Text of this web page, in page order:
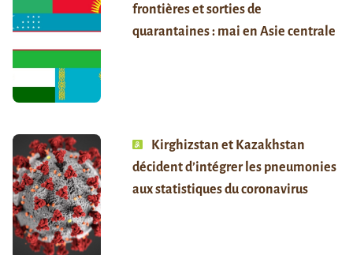
frontières et sorties de
quarantaines : mai en Asie centrale
Kirghizstan et Kazakhstan
décident d’intégrer les pneumonies
aux statistiques du coronavirus